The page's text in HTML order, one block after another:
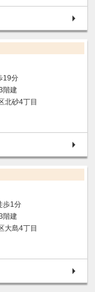
19分
階建
北砂4丁目
歩1分
階建
大島4丁目